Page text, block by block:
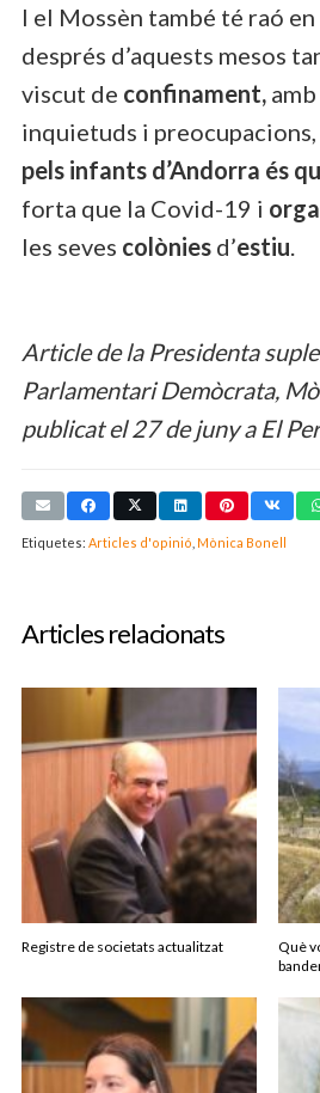
I el Mossèn també té raó
després d’aquests mesos
viscut de confinament,
inquietuds i
pels infants d’Andorra és
forta que la Covid-19 i
les seves colònies d’estiu.
Article de la Presidenta
Parlamentari Demòcrata,
publicat el 27 de juny a El
Etiquetes: Articles d'opinió Mònica Bonell
Articles relacionats
Registre de societats actualitzat
Què